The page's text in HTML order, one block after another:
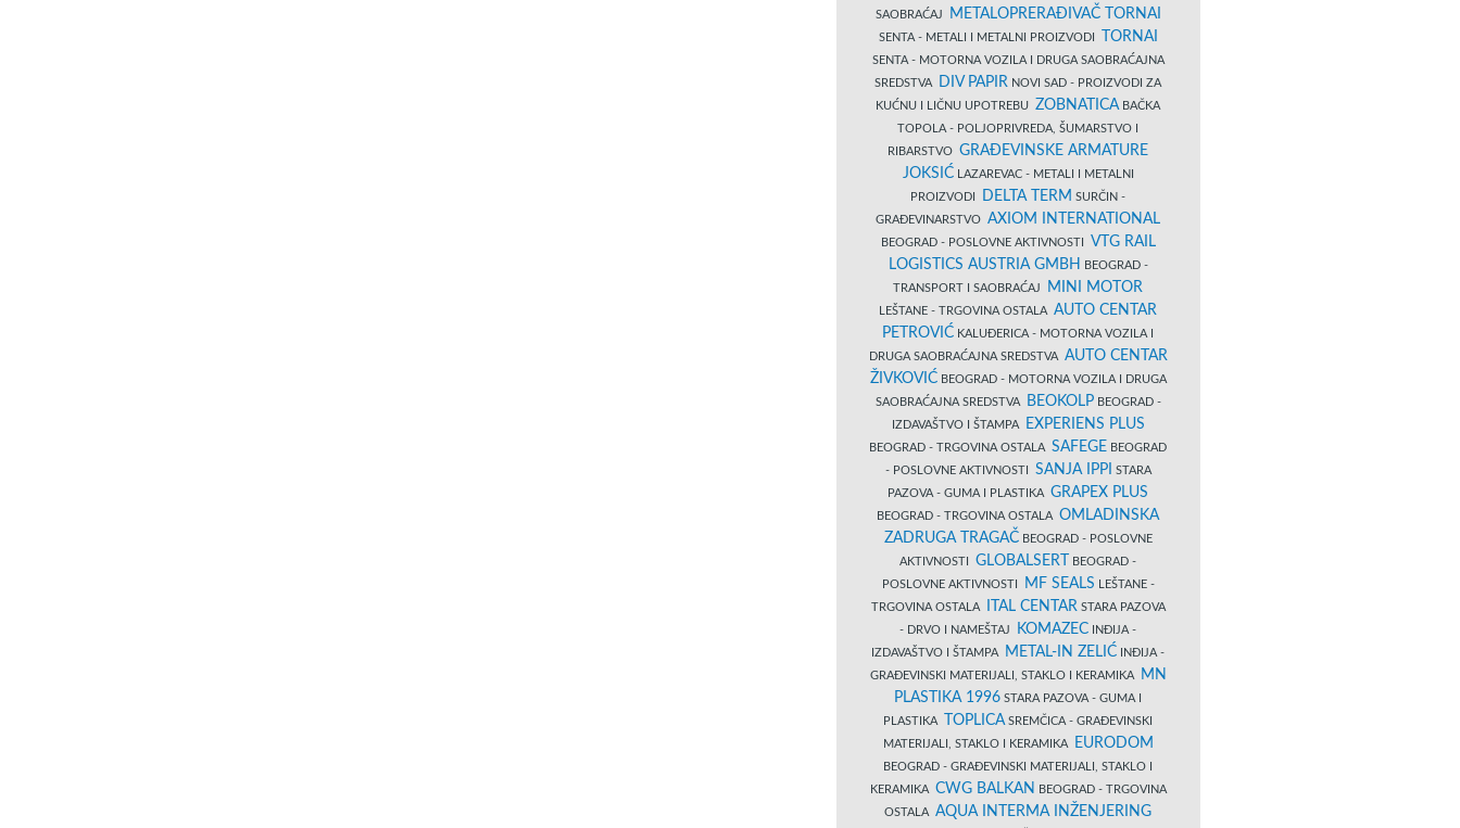
SAOBRAĆAJ
METALOPRERAĐIVAČ TORNAI
SENTA - METALI I METALNI PROIZVODI TORNAI
SENTA - MOTORNA VOZILA I DRUGA SAOBRAĆAJNA
SREDSTVA
DIV PAPIR NOVI SAD - PROIZVODI ZA
KUĆNU I LIČNU UPOTREBU ZOBNATICA BAČKA
TOPOLA - POLJOPRIVREDA, ŠUMARSTVO I
RIBARSTVO GRAĐEVINSKE ARMATURE
JOKSIĆLAZAREVAC - METALI I METALNI
PROIZVODI
DELTA TERM SURČIN -
GRAĐEVINARSTVO AXIOM INTERNATIONAL
BEOGRAD - POSLOVNE AKTIVNOSTI
VTG RAIL
LOGISTICS AUSTRIA GMBH
BEOGRAD -
TRANSPORT I SAOBRAĆAJ
MINI MOTOR
LEŠTANE - TRGOVINA OSTALA AUTO CENTAR
PETROVIĆ KALUĐERICA - MOTORNA VOZILA I
DRUGA SAOBRAĆAJNA SREDSTVA AUTO CENTAR
ŽIVKOVIĆBEOGRAD - MOTORNA VOZILA I DRUGA
SAOBRAĆAJNA SREDSTVA
BEOKOLPBEOGRAD -
IZDAVAŠTVO I ŠTAMPA
EXPERIENS PLUS
BEOGRAD - TRGOVINA OSTALA SAFEGE BEOGRAD
- POSLOVNE AKTIVNOSTI SANJA IPPI
STARA
PAZOVA - GUMA I PLASTIKA GRAPEX PLUS
BEOGRAD - TRGOVINA OSTALA OMLADINSKA
ZADRUGA TRAGAČBEOGRAD - POSLOVNE
AKTIVNOSTI GLOBALSERT
BEOGRAD -
POSLOVNE AKTIVNOSTI
MF SEALS LEŠTANE -
TRGOVINA OSTALA
ITAL CENTAR STARA PAZOVA
- DRVO I NAMEŠTAJ
KOMAZEC INĐIJA -
IZDAVAŠTVO I ŠTAMPA
METAL-IN ZELIĆ INĐIJA -
GRAĐEVINSKI MATERIJALI, STAKLO I KERAMIKA
MN
PLASTIKA 1996 STARA PAZOVA - GUMA I
PLASTIKA
TOPLICA SREMČICA - GRAĐEVINSKI
MATERIJALI, STAKLO I KERAMIKA
EURODOM
BEOGRAD - GRAĐEVINSKI MATERIJALI, STAKLO I
KERAMIKA CWG BALKAN
BEOGRAD - TRGOVINA
OSTALA AQUA INTERMA INŽENJERING